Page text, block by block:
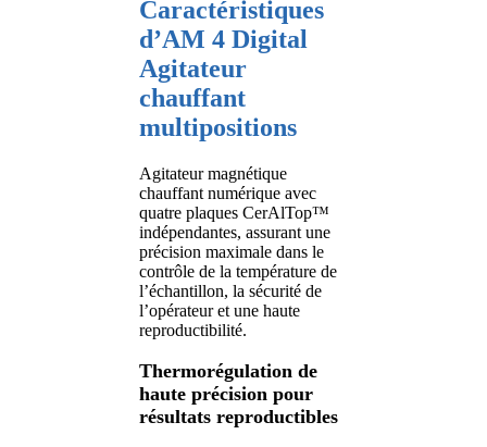
Caractéristiques
d’AM 4 Digital
Agitateur
chauffant
multipositions
Agitateur magnétique
chauffant numérique avec
quatre plaques CerAlTop™
indépendantes, assurant une
précision maximale dans le
contrôle de la température de
l’échantillon, la sécurité de
l’opérateur et une haute
reproductibilité.
Thermorégulation de
haute précision pour
résultats reproductibles